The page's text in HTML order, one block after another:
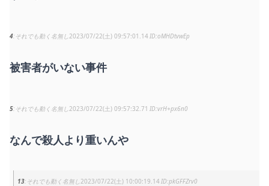
4 それでも動く名無し 2023/07/22(土) 09:57:01.14 oMHDtvwEp
被害者がいない事件
5 それでも動く名無し 2023/07/22(土) 09:57:32.71 vrH+px6n0
なんで殺人より重いんや
13 それでも動く名無し 2023/07/22(土) 10:00:19.14 pkGFFZrv0